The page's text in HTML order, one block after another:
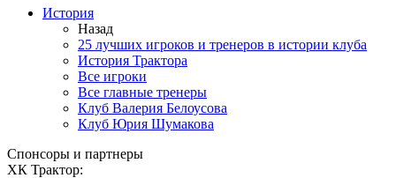
История
Назад
25 лучших игроков и тренеров в истории клуба
История Трактора
Все игроки
Все главные тренеры
Клуб Валерия Белоусова
Клуб Юрия Шумакова
Спонсоры и партнеры
ХК Трактор: